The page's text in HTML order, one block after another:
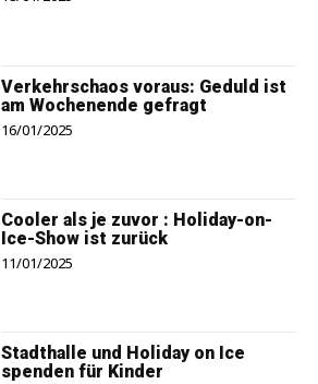
Verkehrschaos voraus: Geduld ist
am Wochenende gefragt
16/01/2025
Cooler als je zuvor : Holiday-on-
Ice-Show ist zurück
11/01/2025
Stadthalle und Holiday on Ice
spenden für Kinder